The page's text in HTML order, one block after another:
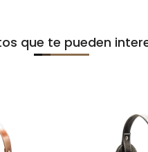
que te pueden